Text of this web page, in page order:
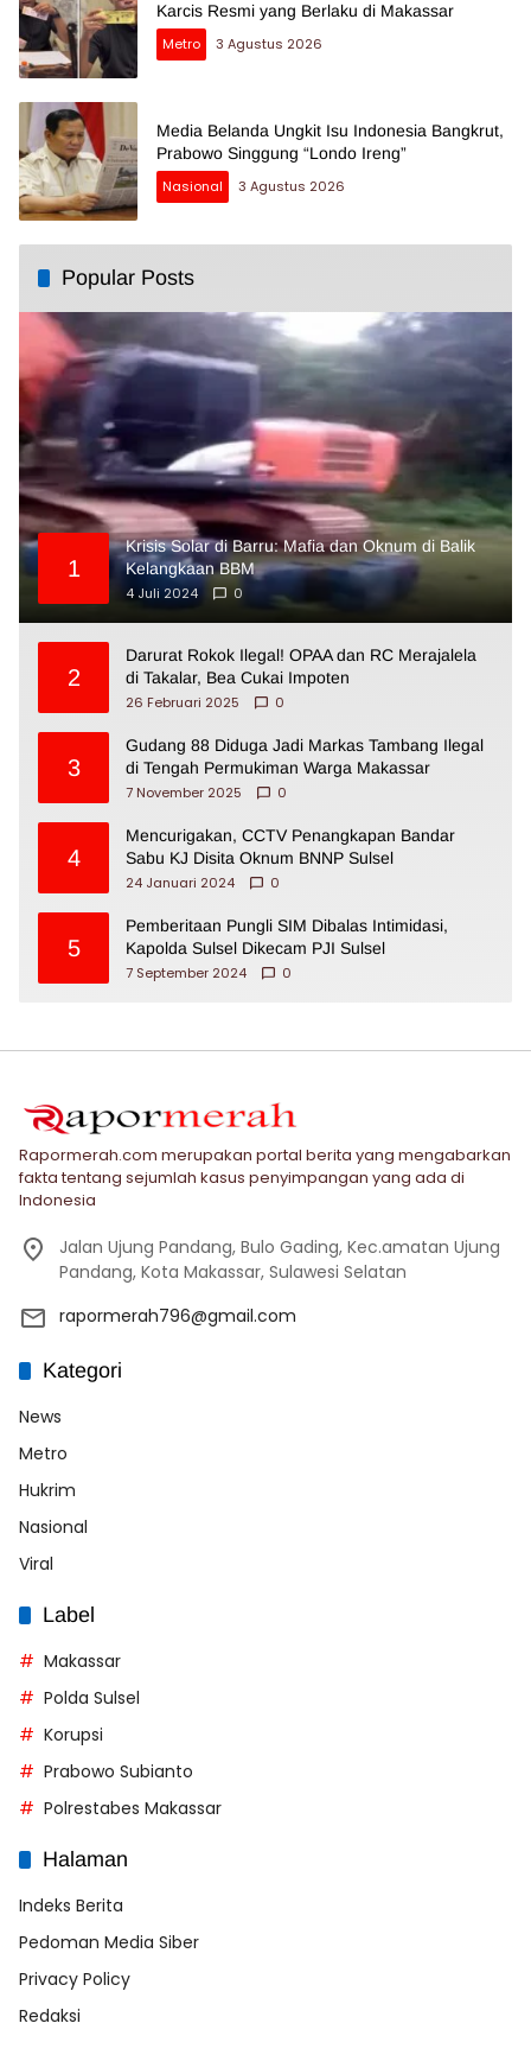
Karcis Resmi yang Berlaku di Makassar
Metro
3 Agustus 2026
Media Belanda Ungkit Isu Indonesia Bangkrut,
Prabowo Singgung “Londo Ireng”
Nasional
3 Agustus 2026
Popular Posts
1
Krisis Solar di Barru: Mafia dan Oknum di Balik
Kelangkaan BBM
4 Juli 2024
0
2
Darurat Rokok Ilegal! OPAA dan RC Merajalela
di Takalar, Bea Cukai Impoten
26 Februari 2025
0
3
Gudang 88 Diduga Jadi Markas Tambang Ilegal
di Tengah Permukiman Warga Makassar
7 November 2025
0
4
Mencurigakan, CCTV Penangkapan Bandar
Sabu KJ Disita Oknum BNNP Sulsel
24 Januari 2024
0
5
Pemberitaan Pungli SIM Dibalas Intimidasi,
Kapolda Sulsel Dikecam PJI Sulsel
7 September 2024
0
Rapormerah.com merupakan portal berita yang mengabarkan
fakta tentang sejumlah kasus penyimpangan yang ada di
Indonesia
Jalan Ujung Pandang, Bulo Gading, Kec.amatan Ujung
Pandang, Kota Makassar, Sulawesi Selatan
rapormerah796@gmail.com
Kategori
News
Metro
Hukrim
Nasional
Viral
Label
Makassar
Polda Sulsel
Korupsi
Prabowo Subianto
Polrestabes Makassar
Halaman
Indeks Berita
Pedoman Media Siber
Privacy Policy
Redaksi